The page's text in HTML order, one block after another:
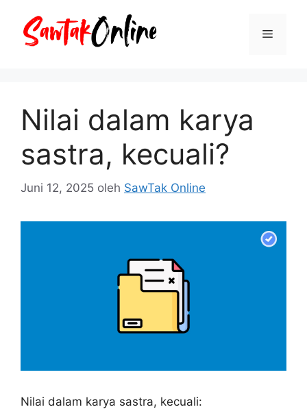
Menu
Nilai dalam karya
sastra, kecuali?
Juni 12, 2025 oleh SawTak Online
Nilai dalam karya sastra, kecuali: